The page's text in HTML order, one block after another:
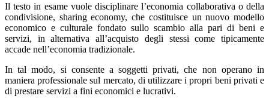
Il testo in esame vuole disciplinare l’economia collaborativa o della
condivisione, sharing economy, che costituisce un nuovo modello
economico e culturale fondato sullo scambio alla pari di beni e
servizi, in alternativa all’acquisto degli stessi come tipicamente
accade nell’economia tradizionale.
In tal modo, si consente a soggetti privati, che non operano in
maniera professionale sul mercato, di utilizzare i propri beni privati e
di prestare servizi a fini economici e lucrativi.